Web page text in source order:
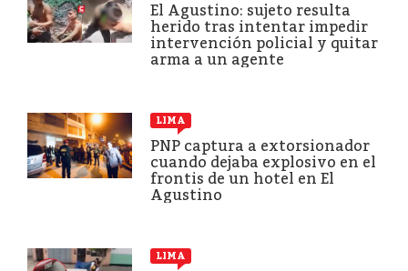
El Agustino: sujeto resulta
herido tras intentar impedir
intervención policial y quitar
arma a un agente
LIMA
PNP captura a extorsionador
cuando dejaba explosivo en el
frontis de un hotel en El
Agustino
LIMA